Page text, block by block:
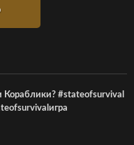
#stateofsurvival